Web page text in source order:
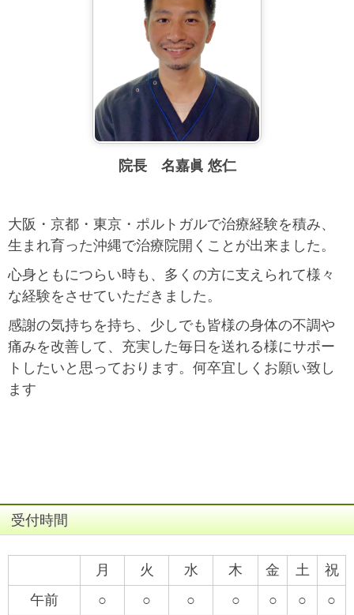
院長 名嘉眞 悠仁
大阪・京都・東京・ ポルトガルで治療経験を積み、
生まれ育った沖縄で治療院開くことが出来ました。
心身ともにつらい時も、多くの方に支えられて様々
な経験をさせていただきました。
感謝の気持ちを持ち、少しでも皆様の身体の不調や
痛みを改善して、充実した毎日を送れる様にサポー
トしたいと思っております。何卒宜しくお願い致し
ます
受付時間
月 火 水 木 金 土
祝
午前
○ ○ ○ ○ ○ ○
○